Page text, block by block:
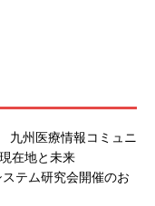
州医療情報コミュニ
在地と未来
テム研究会開催のお